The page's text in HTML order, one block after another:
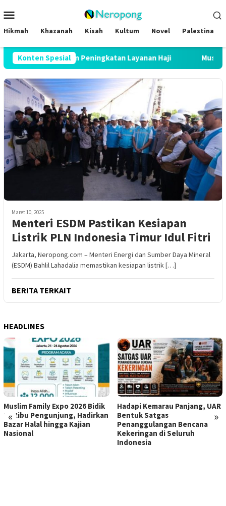
ke
kontenMobile
Hikmah Khazanah Kisah Kultum Novel Palestina
Konten Spesial
2026 Buktikan Peningkatan Layanan Haji Muslim
Maret 10, 2025
Menteri ESDM Pastikan Kesiapan
Listrik PLN Indonesia Timur Idul Fitri
Jakarta, Neropong.com – Menteri Energi dan Sumber Daya Mineral
(ESDM) Bahlil Lahadalia memastikan kesiapan listrik […]
BERITA TERKAIT
HEADLINES
« »
Muslim Family Expo 2026 Bidik
12 Ribu Pengunjung, Hadirkan
Bazar Halal hingga Kajian
Nasional
Hadapi Kemarau Panjang, UAR
Bentuk Satgas
Penanggulangan Bencana
Kekeringan di Seluruh
Indonesia